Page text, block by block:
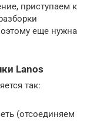
приступаем к
еще нужна
Lanos
так:
(отсоединяем